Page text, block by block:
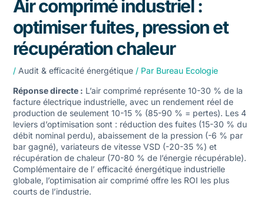
Air comprimé industriel :
optimiser fuites, pression et
récupération chaleur
/ Audit & efficacité énergétique/ Par Bureau Ecologie
Réponse directe : L’air comprimé représente 10-30 % de la
facture électrique industrielle, avec un rendement réel de
production de seulement 10-15 % (85-90 % = pertes). Les 4
leviers d’optimisation sont : réduction des fuites (15-30 % du
débit nominal perdu), abaissement de la pression (-6 % par
bar gagné), variateurs de vitesse VSD (-20-35 %) et
récupération de chaleur (70-80 % de l’énergie récupérable).
Complémentaire de l’ efficacité énergétique industrielle
globale, l’optimisation air comprimé offre les ROI les plus
courts de l’industrie.